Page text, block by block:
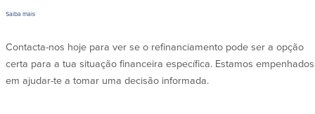
Saiba mais
Contacta-nos hoje para ver se o refinanciamento pode ser a opção
certa para a tua situação financeira específica. Estamos empenhados
em ajudar-te a tomar uma decisão informada.